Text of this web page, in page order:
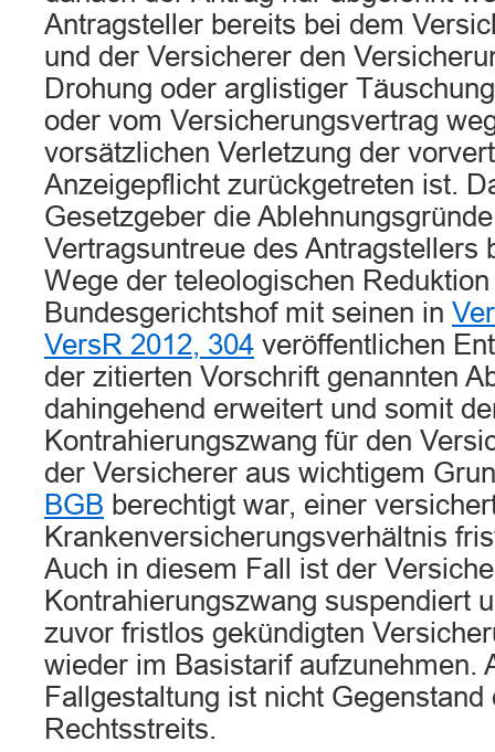
Antragsteller bereits bei dem
und der Versicherer den
Drohung oder arglistiger
oder vom Versicherungsvertrag
vorsätzlichen Verletzung der
Anzeigepflicht zurückgetreten ist.
Gesetzgeber die
Vertragsuntreue des Antragstellers
Wege der teleologischen
Bundesgerichtshof mit seinen in
VersR 2012, 304 veröffentlichen
der zitierten Vorschrift genannten
dahingehend erweitert und somit
Kontrahierungszwang für den
der Versicherer aus wichtigem
BGB berechtigt war, einer
Krankenversicherungsverhältnis
Auch in diesem Fall ist der
Kontrahierungszwang suspendiert
zuvor fristlos gekündigten
wieder im Basistarif aufzunehmen.
Fallgestaltung ist nicht
Rechtsstreits.